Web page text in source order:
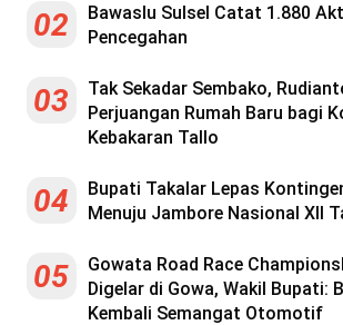
02
Bawaslu Sulsel Catat 1.880
Pencegahan
03
Tak Sekadar Sembako,
Perjuangan Rumah Baru bagi
Kebakaran Tallo
04
Bupati Takalar Lepas
Menuju Jambore Nasional XII
05
Gowata Road Race
Digelar di Gowa, Wakil Bupati:
Kembali Semangat Otomotif